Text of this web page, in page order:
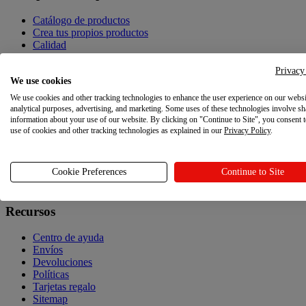
Catálogo de productos
Crea tus propios productos
Calidad
Creador de diseños
Explora
Explora
Blog
Noticias
Recursos
Recursos
Centro de ayuda
Envíos
Devoluciones
Políticas
Tarjetas regalo
Sitemap
We use cookies
We use cookies and other tracking technologies to enhance the user experience on our
analytical purposes, advertising, and marketing. Some uses of these technologies involve
information about your use of our website. By clicking on "Continue to Site", you consent
use of cookies and other tracking technologies as explained in our Privacy Policy.
Cookie Preferences Continue to Site